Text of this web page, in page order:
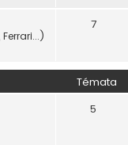
7
Témata
5